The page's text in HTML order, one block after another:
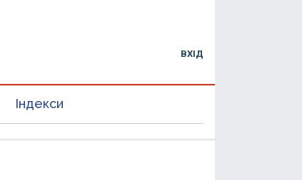
ВХІД
Індекси